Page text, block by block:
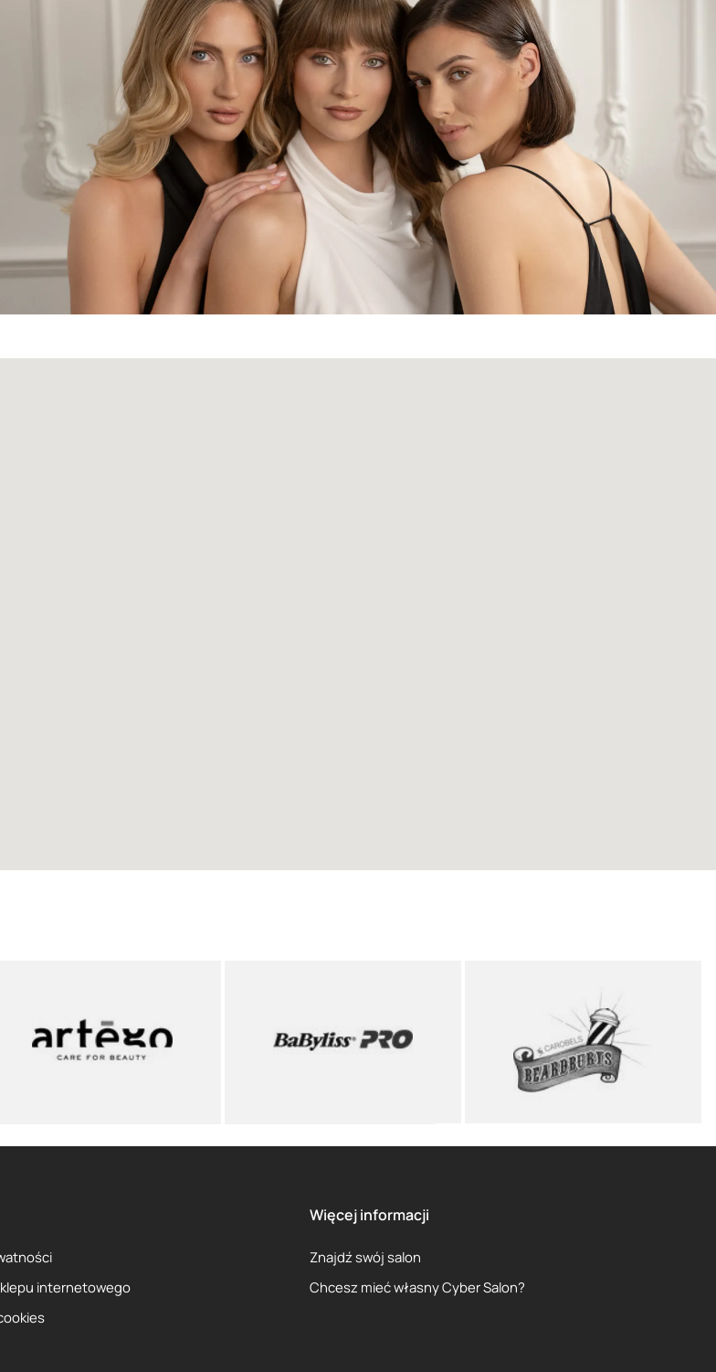
internetowego
Więcej informacji
Znajdź swój salon
Chcesz mieć własny Cyber Salon?